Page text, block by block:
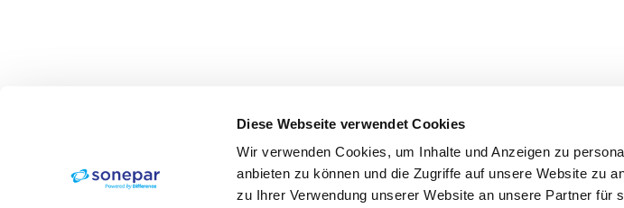
Diese Webseite verwendet Cookies
Wir verwenden Cookies, um Inhalte und Anzeigen zu
anbieten zu können und die Zugriffe auf unsere Website zu
zu Ihrer Verwendung unserer Website an unsere Partner für